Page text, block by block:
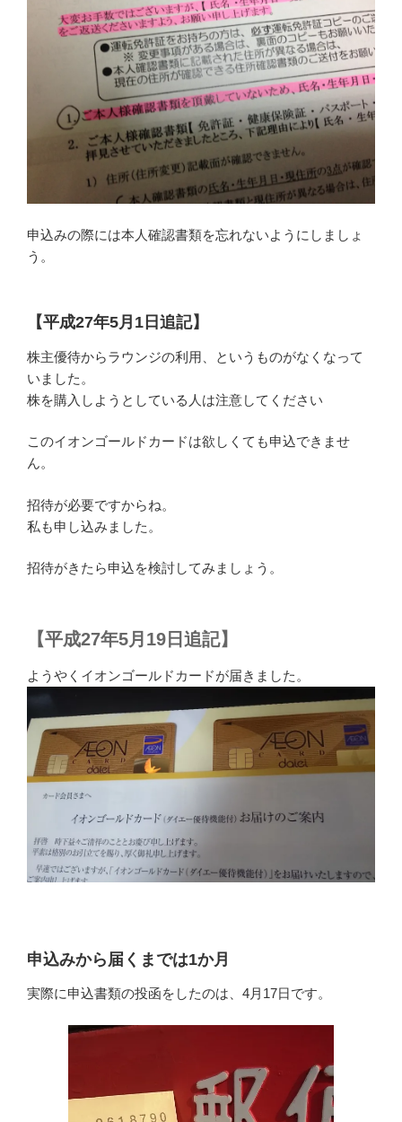
申込みの際には本人確認書類を忘れないようにしましょ
う。
【平成27年5月1日追記】
株主優待からラウンジの利用、というものがなくなって
いました。
株を購入しようとしている人は注意してください
このイオンゴールドカードは欲しくても申込できませ
ん。
招待が必要ですからね。
私も申し込みました。
招待がきたら申込を検討してみましょう。
【平成27年5月19日追記】
ようやくイオンゴールドカードが届きました。
申込みから届くまでは1か月
実際に申込書類の投函をしたのは、4月17日です。